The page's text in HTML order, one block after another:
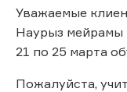
Уважаемые
Наурыз мейрамы
21 по 25 марта
Пожалуйста,